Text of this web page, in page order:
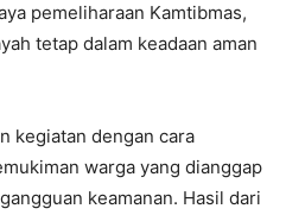
pemeliharaan Kamtibmas,
tetap dalam keadaan aman
kegiatan dengan cara
warga yang dianggap
keamanan. Hasil dari